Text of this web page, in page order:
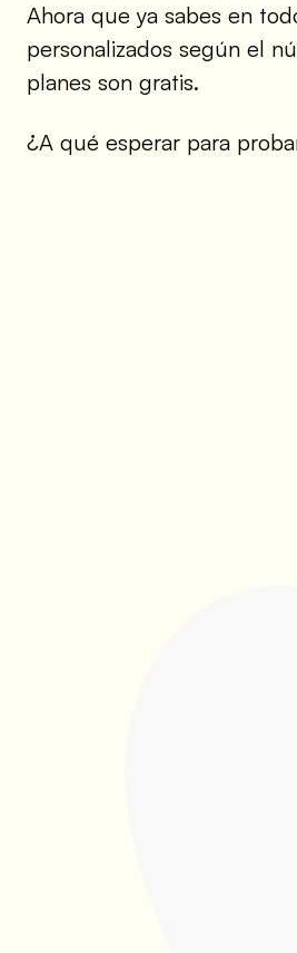
Ahora que ya sabes en
personalizados según el
planes son gratis.
¿A qué esperar para